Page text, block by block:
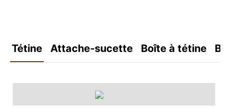
Tétine Attache-sucette Boîte à tétine